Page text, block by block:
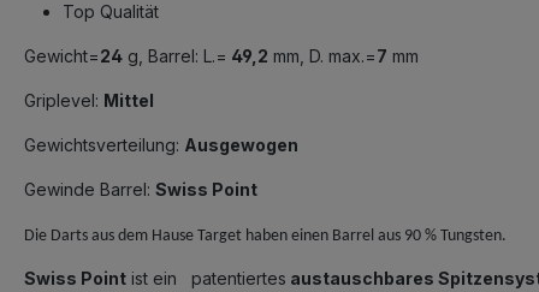
Top Qualität
Gewicht=24 g, Barrel: L.= 49,2 mm, D. max.=7 mm
Griplevel: Mittel
Gewichtsverteilung: Ausgewogen
Gewinde Barrel: Swiss Point
Die Darts aus dem Hause Target haben einen Barrel aus 90 % Tungsten.
Swiss Point ist ein patentiertes austauschbares